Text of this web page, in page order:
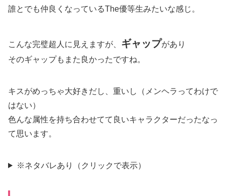
誰とでも仲良くなっているThe優等生みたいな感じ。
こんな完璧超人に見えますが、 ギャップがあり
そのギャップもまた良かったですね。
キスがめっちゃ大好きだし、重いし（メンヘラってわけで
はない）
色んな属性を持ち合わせてて良いキャラクターだったなっ
て思います。
※ネタバレあり（クリックで表示）